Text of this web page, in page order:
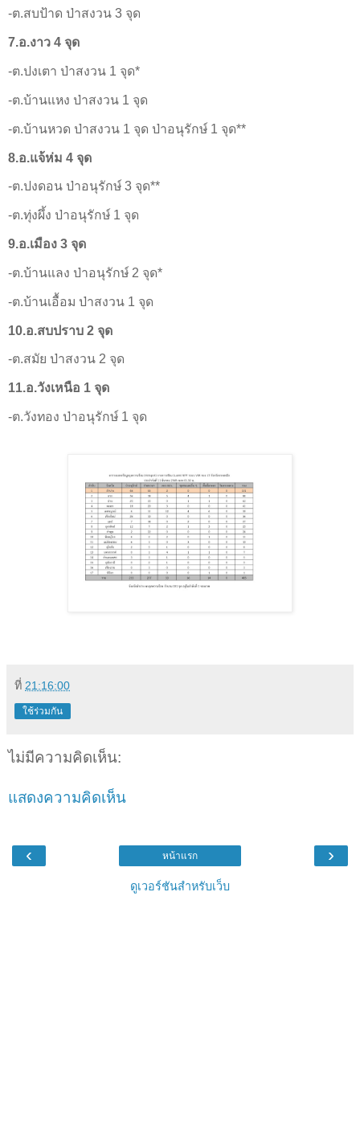
-ต.สบป้าด ป่าสงวน 3 จุด
7.อ.งาว 4 จุด
-ต.ปงเตา ป่าสงวน 1 จุด*
-ต.บ้านแหง ป่าสงวน 1 จุด
-ต.บ้านหวด ป่าสงวน 1 จุด ป่าอนุรักษ์ 1 จุด**
8.อ.แจ้ห่ม 4 จุด
-ต.ปงดอน ป่าอนุรักษ์ 3 จุด**
-ต.ทุ่งผึ้ง ป่าอนุรักษ์ 1 จุด
9.อ.เมือง 3 จุด
-ต.บ้านแลง ป่าอนุรักษ์ 2 จุด*
-ต.บ้านเอื้อม ป่าสงวน 1 จุด
10.อ.สบปราบ 2 จุด
-ต.สมัย ป่าสงวน 2 จุด
11.อ.วังเหนือ 1 จุด
-ต.วังทอง ป่าอนุรักษ์ 1 จุด
ที่ 21:16:00
ใช้ร่วมกัน
ไม่มีความคิดเห็น:
แสดงความคิดเห็น
‹ ›
หน้าแรก
ดูเวอร์ชันสำหรับเว็บ